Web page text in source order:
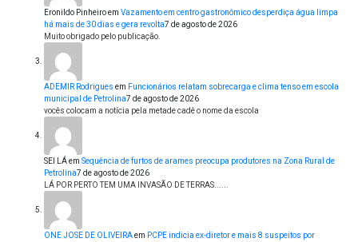
Eronildo Pinheiroem Vazamento em centro gastronômico desperdiça água limpa
há mais de 30 dias e gera revolta7 de agosto de 2026
Muito obrigado pelo publicação.
ADEMIR Rodrigues em Funcionários relatam sobrecarga e clima tenso em escola
municipal de Petrolina7 de agosto de 2026
vocês colocam a notícia pela metade cadê o nome da escola
SEI LÁem Sequência de furtos de arames preocupa produtores na Zona Rural de
Petrolina7 de agosto de 2026
LÁ POR PERTO TEM UMA INVASÃO DE TERRAS......
ONE JOSE DE OLIVEIRAem PCPE indicia ex-diretor e mais 8 suspeitos por